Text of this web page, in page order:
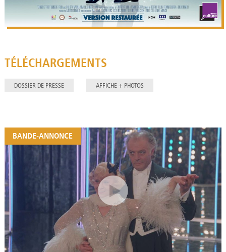
TÉLÉCHARGEMENTS
DOSSIER DE PRESSE AFFICHE + PHOTOS
BANDE-ANNONCE